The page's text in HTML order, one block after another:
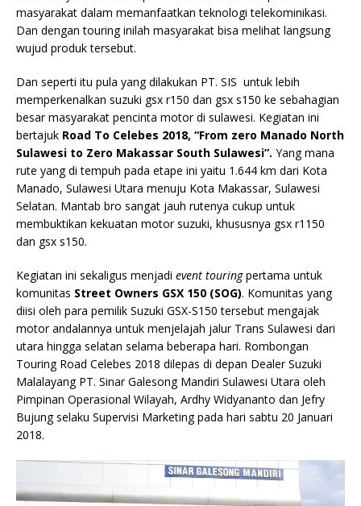
masyarakat dalam memanfaatkan teknologi telekominikasi.
Dan dengan touring inilah masyarakat bisa melihat langsung
wujud produk tersebut.
Dan seperti itu pula yang dilakukan PT. SIS untuk lebih
memperkenalkan suzuki gsx r150 dan gsx s150 ke sebahagian
besar masyarakat pencinta motor di sulawesi. Kegiatan ini
bertajuk Road To Celebes 2018, “From zero Manado North
Sulawesi to Zero Makassar South Sulawesi”. Yang mana
rute yang di tempuh pada etape ini yaitu 1.644 km dari Kota
Manado, Sulawesi Utara menuju Kota Makassar, Sulawesi
Selatan. Mantab bro sangat jauh rutenya cukup untuk
membuktikan kekuatan motor suzuki, khususnya gsx r1150
dan gsx s150.
Kegiatan ini sekaligus menjadi event touringpertama untuk
komunitas Street Owners GSX 150 (SOG). Komunitas yang
diisi oleh para pemilik Suzuki GSX-S150 tersebut mengajak
motor andalannya untuk menjelajah jalur Trans Sulawesi dari
utara hingga selatan selama beberapa hari. Rombongan
Touring Road Celebes 2018 dilepas di depan Dealer Suzuki
Malalayang PT. Sinar Galesong Mandiri Sulawesi Utara oleh
Pimpinan Operasional Wilayah, Ardhy Widyananto dan Jefry
Bujung selaku Supervisi Marketing pada hari sabtu 20 Januari
2018.